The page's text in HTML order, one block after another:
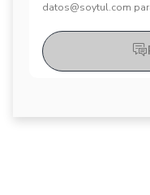
datos@soytul.com